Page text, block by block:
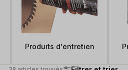
Produits d'entretien